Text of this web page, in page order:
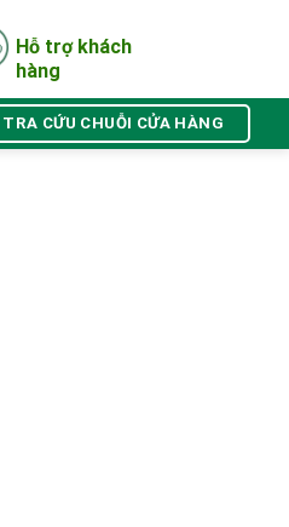
Hỗ trợ khách
hàng
TRA CỨU CHUỖI CỬA HÀNG